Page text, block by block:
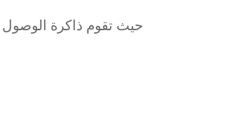
حيث تقوم ذاكرة الوصول العشوائي الموسعة 3.0 بتحويل 4/6